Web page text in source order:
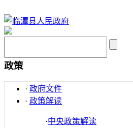
政策
· 政府文件
· 政策解读
·中央政策解读